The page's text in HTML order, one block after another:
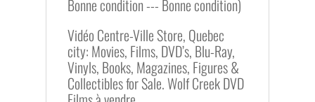
Bonne condition --- Bonne condition)
Vidéo Centre-Ville Store, Quebec
city: Movies, Films, DVD’s, Blu-Ray,
Vinyls, Books, Magazines, Figures &
Collectibles for Sale. Wolf Creek DVD